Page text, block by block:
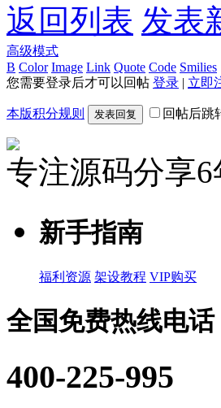
返回列表 发表
高级模式
B Color Image Link Quote Code Smilies
您需要登录后才可以回帖 登录 | 立即
本版积分规则 发表回复 回帖后跳
专注源码分享6
新手指南
福利资源 架设教程 VIP购买
全国免费热线电话
400-225-995